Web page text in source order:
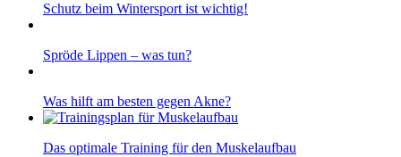
Schutz beim Wintersport ist wichtig!
Spröde Lippen – was tun?
Was hilft am besten gegen Akne?
Das optimale Training für den Muskelaufbau